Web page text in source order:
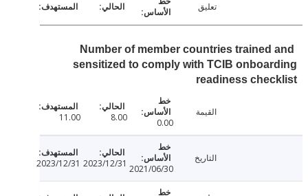
Number of member countries trained
sensitized to comply with TCIB
readiness
8.00
11.00
2021/06/30
2023/12/31
2023/12/31